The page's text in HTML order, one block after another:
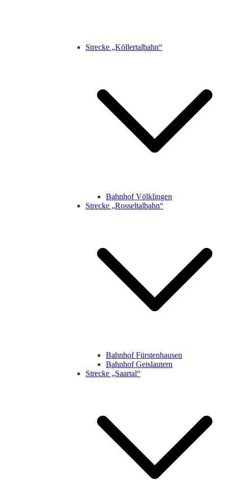
Strecke „Köllertalbahn“
Bahnhof Völklingen
Strecke „Rosseltalbahn“
Bahnhof Fürstenhausen
Bahnhof Geislautern
Strecke „Saartal“